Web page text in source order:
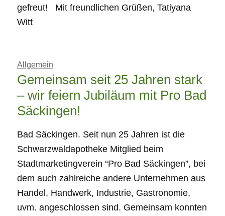
gefreut! Mit freundlichen Grüßen, Tatiyana
Witt
Allgemein
Gemeinsam seit 25 Jahren stark
– wir feiern Jubiläum mit Pro Bad
Säckingen!
Bad Säckingen. Seit nun 25 Jahren ist die
Schwarzwaldapotheke Mitglied beim
Stadtmarketingverein “Pro Bad Säckingen”, bei
dem auch zahlreiche andere Unternehmen aus
Handel, Handwerk, Industrie, Gastronomie,
uvm. angeschlossen sind. Gemeinsam konnten